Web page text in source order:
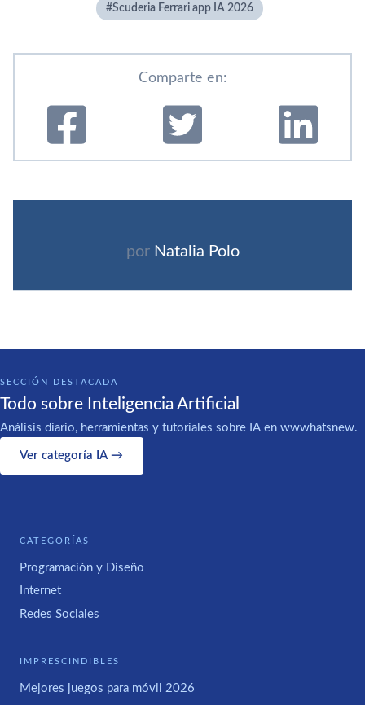
Scuderia Ferrari app IA 2026
Comparte en:
por Natalia Polo
SECCIÓN DESTACADA
Todo sobre Inteligencia Artificial
Análisis diario, herramientas y tutoriales sobre IA en wwwhatsnew.
Ver categoría IA →
CATEGORÍAS
Programación y Diseño
Internet
Redes Sociales
IMPRESCINDIBLES
Mejores juegos para móvil 2026